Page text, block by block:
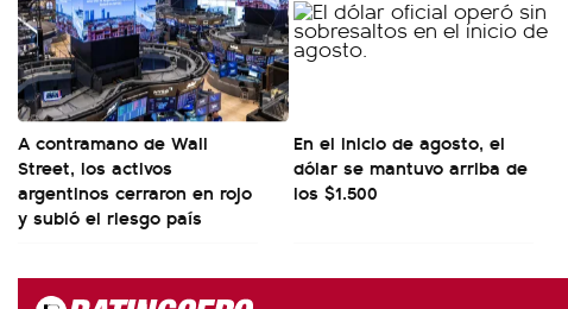
A contramano de Wall
Street, los activos
argentinos cerraron en rojo
y subió el riesgo país
En el inicio de agosto, el
dólar se mantuvo arriba de
los $1.500